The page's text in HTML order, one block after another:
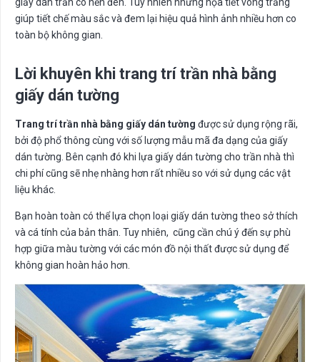
giấy dán trần có nền đen. Tuy nhiên những họa tiết vòng trắng
giúp tiết chế màu sắc và đem lại hiệu quả hình ảnh nhiều hơn co
toàn bộ không gian.
Lời khuyên khi trang trí trần nhà bằng
giấy dán tường
Trang trí trần nhà bằng giấy dán tường được sử dụng rộng rãi,
bởi độ phổ thông cùng với số lượng mẫu mã đa dạng của giấy
dán tường. Bên cạnh đó khi lựa giấy dán tường cho trần nhà thì
chi phí cũng sẽ nhẹ nhàng hơn rất nhiều so với sử dụng các vật
liệu khác.
Bạn hoàn toàn có thể lựa chọn loại giấy dán tường theo sở thích
và cá tính của bản thân. Tuy nhiên, cũng cần chú ý đến sự phù
hợp giữa màu tường với các món đồ nội thất được sử dụng để
không gian hoàn hảo hơn.